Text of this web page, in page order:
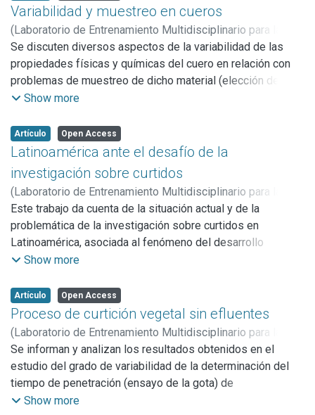
sulfuro de sodio-hidróxido de calcio.
Variabilidad y muestreo en cueros
(Laboratorio de Entrenamiento Multidisciplinario para la
Investigación Tecnológica (LEMIT),1975)Giovambattista,
Humberto;Dreón, Jorge;Sofía, Alberto
Se discuten diversos aspectos de la variabilidad de las
propiedades físicas y químicas del cuero en relación con
problemas de muestreo de dicho material (elección de la
zona más representativa y determinación del tamaño de
criterio estadístico, requiere, en cada caso, el conocimiento
del valor de los respectivos parámetros de variación.
Se analiza el estado actual del tema y se describe el
procedimiento para determinar el numero de items que
debe integrar una muestra teniendo en cuenta el valor de la
Desviación Típica y de los límites de error de primera y
segunda clase prefijados, utilizando un ejemplo práctico.
Show more
Artículo Open Access
Latinoamérica ante el desafío de la
investigación sobre curtidos
(Laboratorio de Entrenamiento Multidisciplinario para la
Investigación Tecnológica (LEMIT),1975)Sofía, Alberto
Vera, Víctor D.
Este trabajo da cuenta de la situación actual y de la
problemática de la investigación sobre curtidos en
Latinoamérica, asociada al fenómeno del desarrollo
creciente de la industria curtidora en la región.
tecnología, su implicancia socioeconómica, etc.
Se esbozan algunas sugerencias sobre el particular y
también se hace referencia a, una acción concertada de
entidades estatales-latinoamericanas en el campo de la
investigación y formación de recursos humanos.
Show more
Artículo Open Access
Proceso de curtición vegetal sin efluentes
(Laboratorio de Entrenamiento Multidisciplinario para la
Investigación Tecnológica (LEMIT),1975)Angelinetti,
Alberto;Cantera, Carlos S.;Sofía, Alberto;Arroyo, Francisco
Se informan y analizan los resultados obtenidos en el
estudio del grado de variabilidad de la determinación del
tiempo de penetración (ensayo de la gota) de
formulaciones acrílicas impregnantes, en toda el área del
Show more